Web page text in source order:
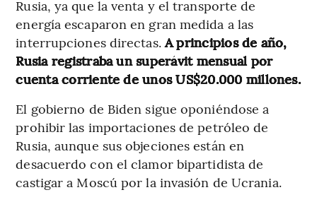
Rusia, ya que la venta y el transporte de
energía escaparon en gran medida a las
interrupciones directas.A principios de año,
Rusia registraba un superávit mensual por
cuenta corriente de unos US$20.000 millones.
El gobierno de Biden sigue oponiéndose a
prohibir las importaciones de petróleo de
Rusia, aunque sus objeciones están en
desacuerdo con el clamor bipartidista de
castigar a Moscú por la invasión de Ucrania.